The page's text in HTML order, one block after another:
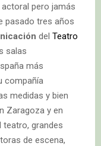
pero jamás
pasado tres años
del Teatro
salas
más
compañía
medidas y bien
Zaragoza y en
teatro, grandes
de escena,